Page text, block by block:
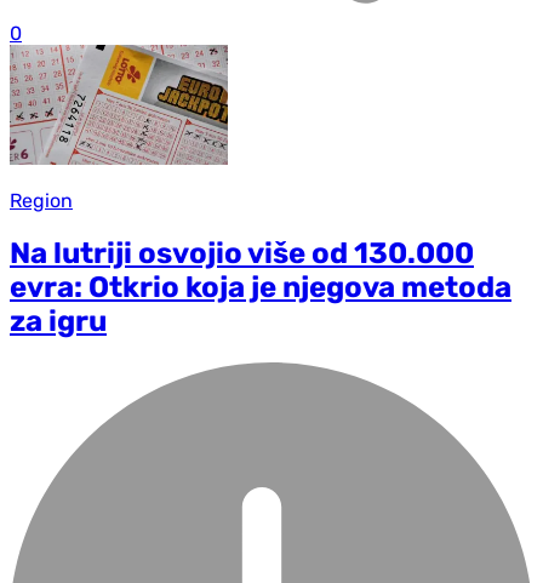
0
Region
Na lutriji osvojio više od 130.000
evra: Otkrio koja je njegova metoda
za igru